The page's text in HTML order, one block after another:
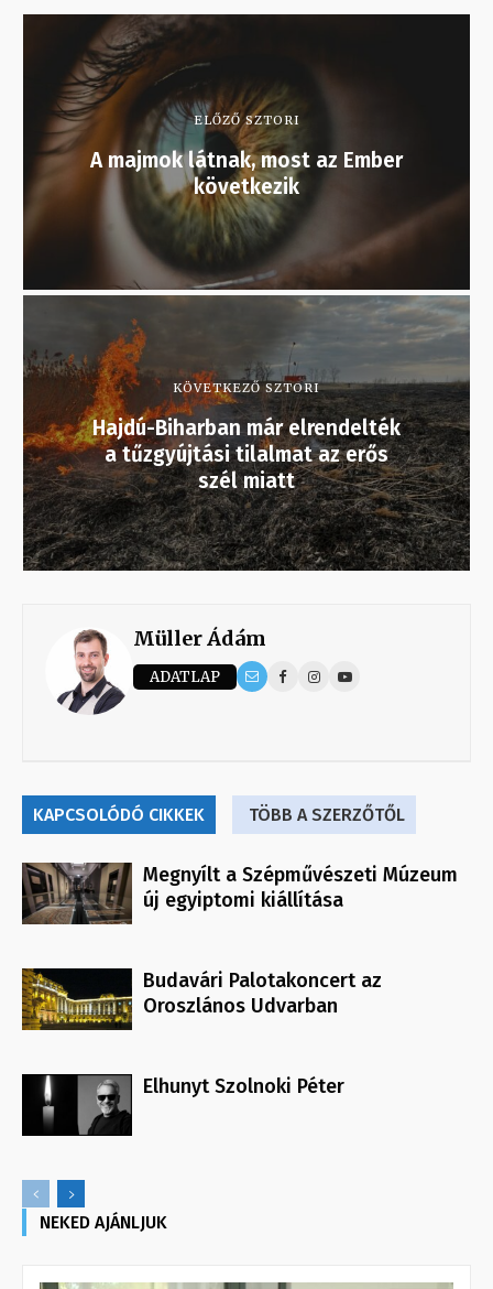
ELŐZŐ SZTORI
A majmok látnak, most az Ember
következik
KÖVETKEZŐ SZTORI
Hajdú-Biharban már elrendelték
a tűzgyújtási tilalmat az erős
szél miatt
Müller Ádám
ADATLAP
KAPCSOLÓDÓ CIKKEK TÖBB A SZERZŐTŐL
Megnyílt a Szépművészeti Múzeum
új egyiptomi kiállítása
Budavári Palotakoncert az
Oroszlános Udvarban
Elhunyt Szolnoki Péter
NEKED AJÁNLJUK